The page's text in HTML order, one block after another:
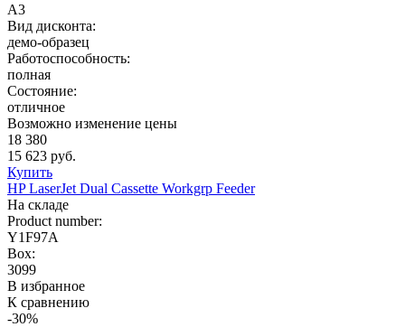
A3
Вид дисконта:
демо-образец
Работоспособность:
полная
Состояние:
отличное
Возможно изменение цены
18 380
15 623 руб.
Купить
HP LaserJet Dual Cassette Workgrp Feeder
На складе
Product number:
Y1F97A
Box:
3099
В избранное
К сравнению
-30%